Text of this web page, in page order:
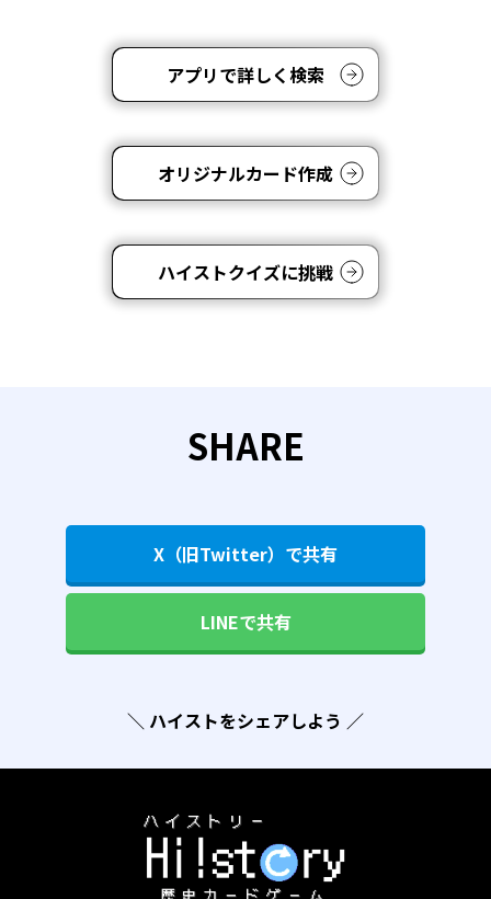
アプリで詳しく検索
オリジナルカード作成
ハイストクイズに挑戦
SHARE
X（旧Twitter）で共有
LINEで共有
＼ ハイストをシェアしよう ／